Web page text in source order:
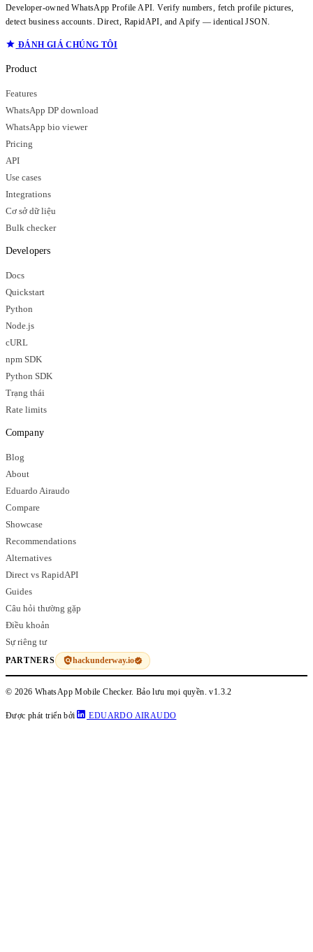
Developer-owned WhatsApp Profile API. Verify numbers, fetch profile pictures,
detect business accounts. Direct, RapidAPI, and Apify — identical JSON.
ĐÁNH GIÁ CHÚNG TÔI
Product
Features
WhatsApp DP download
WhatsApp bio viewer
Pricing
API
Use cases
Integrations
Cơ sở dữ liệu
Bulk checker
Developers
Docs
Quickstart
Python
Node.js
cURL
npm SDK
Python SDK
Trạng thái
Rate limits
Company
Blog
About
Eduardo Airaudo
Compare
Showcase
Recommendations
Alternatives
Direct vs RapidAPI
Guides
Câu hỏi thường gặp
Điều khoản
Sự riêng tư
PARTNERS hackunderway.io
© 2026 WhatsApp Mobile Checker. Bảo lưu mọi quyền.v1.3.2
Được phát triển bởi EDUARDO AIRAUDO